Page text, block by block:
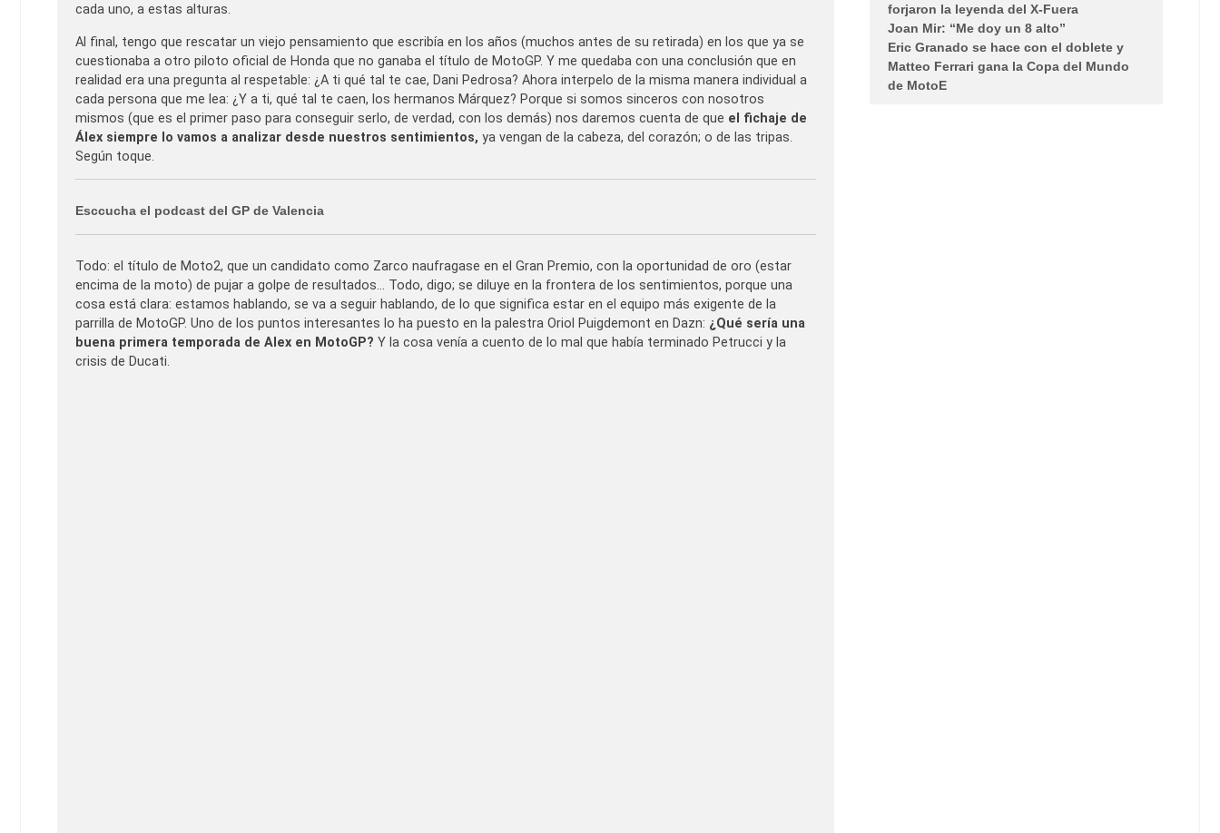
cada uno, a estas alturas.
Al final, tengo que rescatar un viejo pensamiento que escribía en los años (muchos antes de su retirada) en los que ya se
cuestionaba a otro piloto oficial de Honda que no ganaba el título de MotoGP. Y me quedaba con una conclusión que en
realidad era una pregunta al respetable: ¿A ti qué tal te cae, Dani Pedrosa? Ahora interpelo de la misma manera individual a
cada persona que me lea: ¿Y a ti, qué tal te caen, los hermanos Márquez? Porque si somos sinceros con nosotros
mismos (que es el primer paso para conseguir serlo, de verdad, con los demás) nos daremos cuenta de que el fichaje de
Álex siempre lo vamos a analizar desde nuestros sentimientos, ya vengan de la cabeza, del corazón; o de las tripas.
Según toque.
Esccucha el podcast del GP de Valencia
Todo: el título de Moto2, que un candidato como Zarco naufragase en el Gran Premio, con la oportunidad de oro (estar
encima de la moto) de pujar a golpe de resultados… Todo, digo; se diluye en la frontera de los sentimientos, porque una
cosa está clara: estamos hablando, se va a seguir hablando, de lo que significa estar en el equipo más exigente de la
parrilla de MotoGP. Uno de los puntos interesantes lo ha puesto en la palestra Oriol Puigdemont en Dazn: ¿Qué sería una
buena primera temporada de Alex en MotoGP? Y la cosa venía a cuento de lo mal que había terminado Petrucci y la
crisis de Ducati.
forjaron la leyenda del X-Fuera
Joan Mir: “Me doy un 8 alto”
Eric Granado se hace con el doblete y
Matteo Ferrari gana la Copa del Mundo
de MotoE